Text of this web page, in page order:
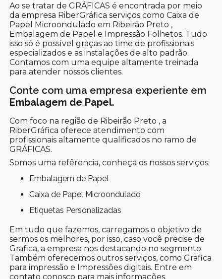
Ao se tratar de GRÁFICAS é encontrada por meio
da empresa RiberGráfica serviços como Caixa de
Papel Microondulado em Ribeirão Preto ,
Embalagem de Papel e Impressão Folhetos. Tudo
isso só é possível graças ao time de profissionais
especializados e as instalações de alto padrão.
Contamos com uma equipe altamente treinada
para atender nossos clientes.
Conte com uma empresa experiente em
Embalagem de Papel.
Com foco na região de Ribeirão Preto , a
RiberGráfica oferece atendimento com
profissionais altamente qualificados no ramo de
GRÁFICAS.
Somos uma refêrencia, conheça os nossos serviços:
Embalagem de Papel
Caixa de Papel Microondulado
Etiquetas Personalizadas
Em tudo que fazemos, carregamos o objetivo de
sermos os melhores, por isso, caso você precise de
Grafica, a empresa nos destacando no segmento.
Também oferecemos outros serviços, como Grafica
para impressão e Impressões digitais. Entre em
contato conosco para mais informações.